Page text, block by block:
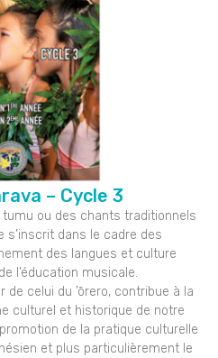
– Cycle 3
tumu ou des chants traditionnels
s’inscrit dans le cadre des
des langues et culture
l’éducation musicale.
de celui du ’ōrero, contribue à la
culturel et historique de notre
de la pratique culturelle
et plus particulièrement le